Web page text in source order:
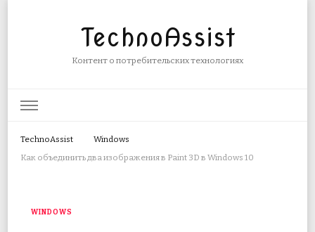
TechnoAssist
Контент о потребительских технологиях
TechnoAssist
Windows
Как объединить два изображения в Paint 3D в Windows 10
WINDOWS